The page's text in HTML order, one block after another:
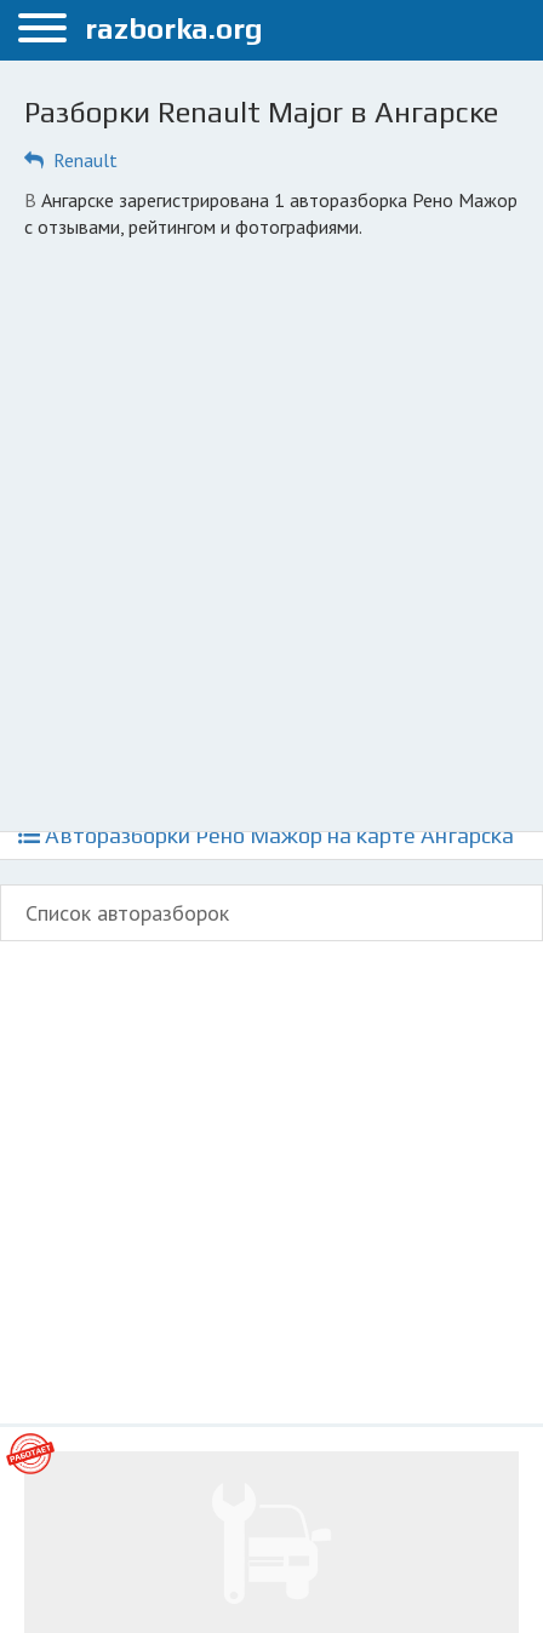
Меню
Ангарск
ПОЛЬЗОВАТЕЛЯМ
Каталог разборок
Разборки Renault Major в Ангарске
Renault
в Ангарске зарегистрирована 1 авторазборка Рено Мажор
с отзывами, рейтингом и фотографиями.
Авторазборки Рено Мажор на карте Ангарска
Список авторазборок
razborka.org